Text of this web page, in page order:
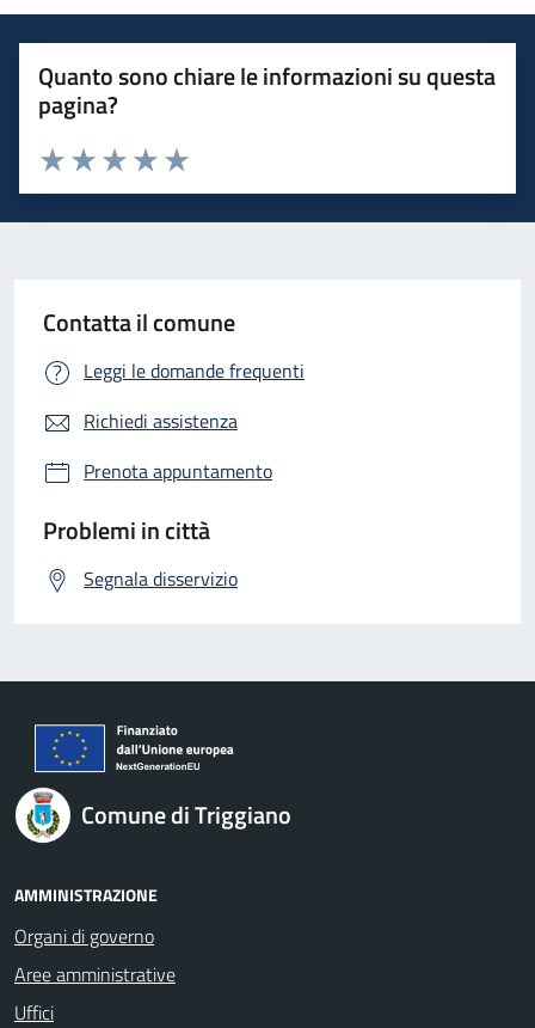
Quanto sono chiare le informazioni su questa
pagina?
Valuta 5 stelle su 5
Valuta 4 stelle su 5
Valuta 3 stelle su 5
Valuta 2 stelle su 5
Valuta 1 stelle su 5
Contatta il comune
Leggi le domande frequenti
Richiedi assistenza
Prenota appuntamento
Problemi in città
Segnala disservizio
Comune di Triggiano
AMMINISTRAZIONE
Organi di governo
Aree amministrative
Uffici